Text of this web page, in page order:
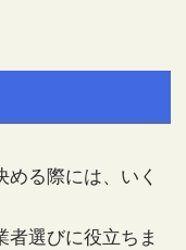
る際には、いく
者選びに役立ちま